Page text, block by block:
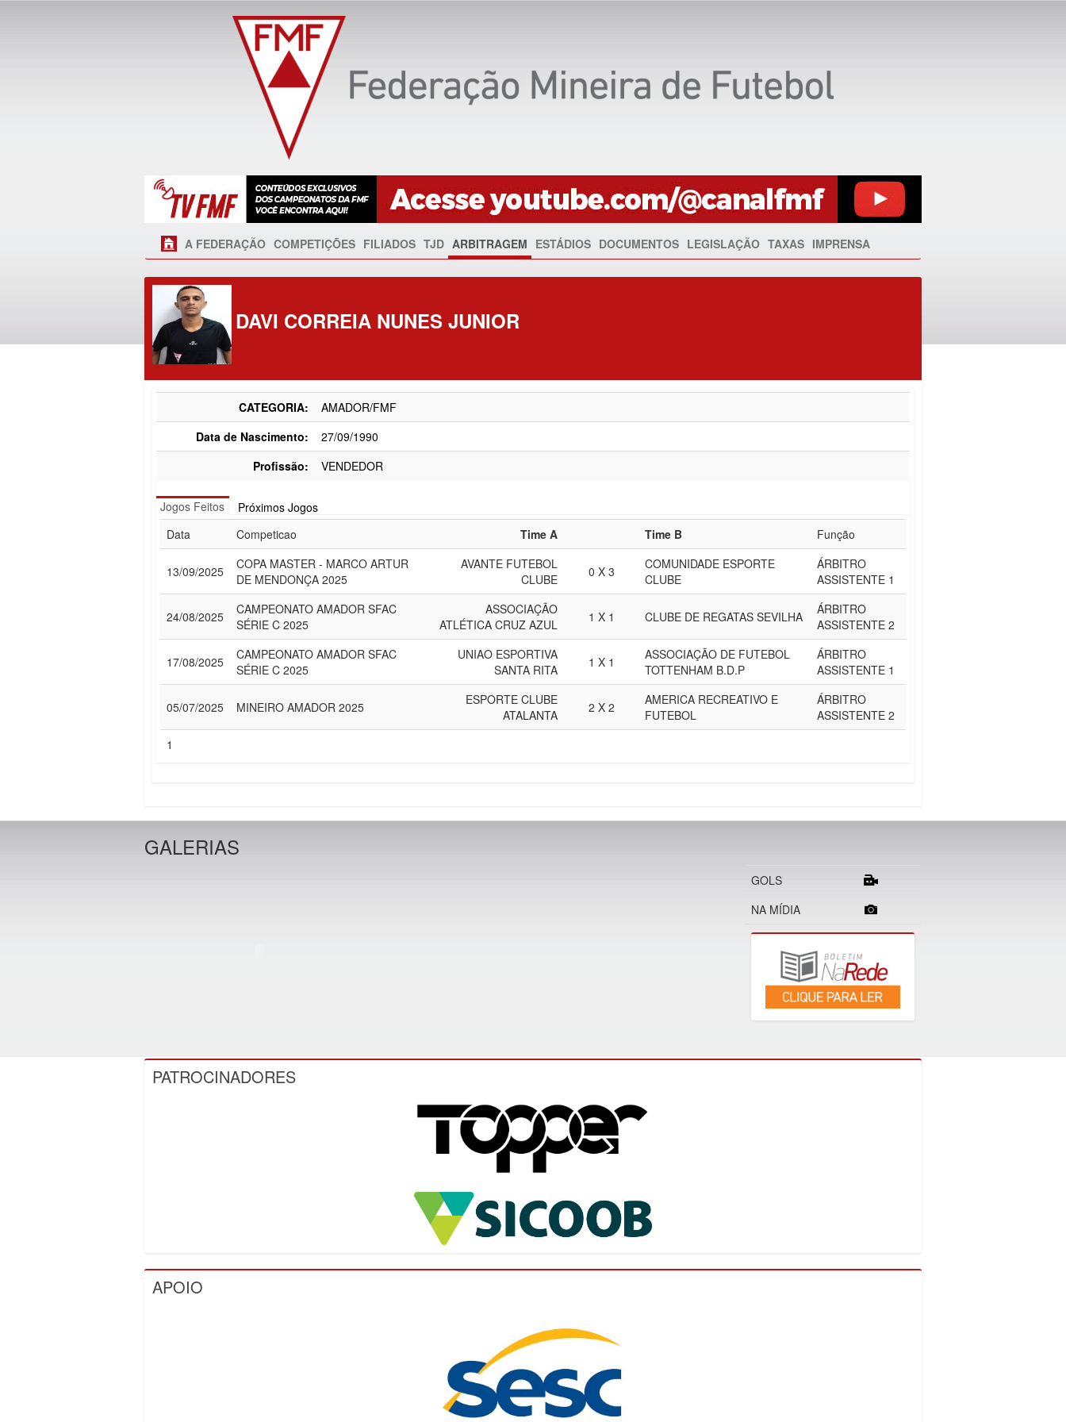
A FEDERAÇÃO COMPETIÇÕES FILIADOS TJD ARBITRAGEM ESTÁDIOS DOCUMENTOS LEGISLAÇÃO TAXAS IMPRENSA
DAVI CORREIA NUNES JUNIOR
CATEGORIA:
AMADOR/FMF
Data de Nascimento:
27/09/1990
Profissão:
VENDEDOR
Jogos Feitos
Próximos Jogos
Data
Competicao Time A Time B Função
13/09/2025
COPA MASTER - MARCO ARTUR
DE MENDONÇA 2025
AVANTE FUTEBOL
CLUBE
0 X 3
COMUNIDADE ESPORTE
CLUBE
ÁRBITRO
ASSISTENTE 1
24/08/2025
CAMPEONATO AMADOR SFAC
SÉRIE C 2025
ASSOCIAÇÃO
ATLÉTICA CRUZ AZUL
1 X 1 CLUBE DE REGATAS SEVILHA
ÁRBITRO
ASSISTENTE 2
17/08/2025
CAMPEONATO AMADOR SFAC
SÉRIE C 2025
UNIAO ESPORTIVA
SANTA RITA
1 X 1
ASSOCIAÇÃO DE FUTEBOL
TOTTENHAM B.D.P
ÁRBITRO
ASSISTENTE 1
05/07/2025 MINEIRO AMADOR 2025
ESPORTE CLUBE
ATALANTA
2 X 2
AMERICA RECREATIVO E
FUTEBOL
ÁRBITRO
ASSISTENTE 2
1
GALERIAS
GOLS
NA MÍDIA
PATROCINADORES
APOIO